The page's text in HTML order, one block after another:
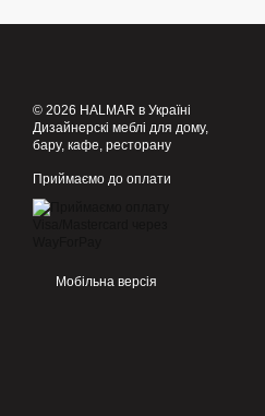
© 2026 HALMAR в Україні
Дизайнерскі меблі для дому,
бару, кафе, ресторану
Приймаємо до оплати
Мобільна версія